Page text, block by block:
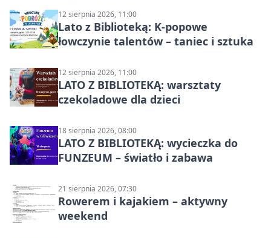
12 sierpnia 2026, 11:00
Lato z Biblioteką: K-popowe
łowczynie talentów – taniec i sztuka
12 sierpnia 2026, 11:00
LATO Z BIBLIOTEKĄ: warsztaty
czekoladowe dla dzieci
18 sierpnia 2026, 08:00
LATO Z BIBLIOTEKĄ: wycieczka do
FUNZEUM – światło i zabawa
21 sierpnia 2026, 07:30
Rowerem i kajakiem – aktywny
weekend